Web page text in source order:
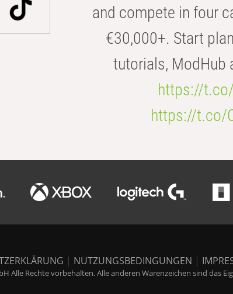
and compete in four
€30,000+. Start
tutorials, ModHub
https://
https://t.co/
| NUTZUNGSBEDINGUNGEN |
Alle Rechte vorbehalten. Alle anderen Warenzeichen sind das